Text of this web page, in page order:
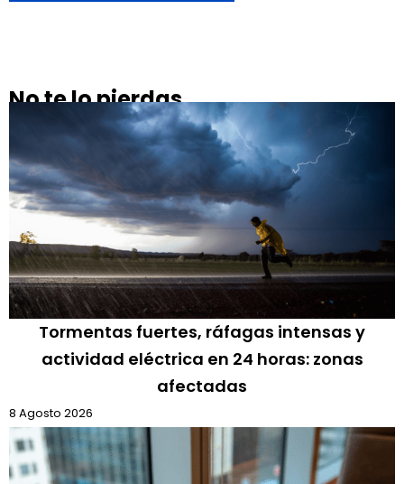
No te lo pierdas
Tormentas fuertes, ráfagas intensas y
actividad eléctrica en 24 horas: zonas
afectadas
8 Agosto 2026